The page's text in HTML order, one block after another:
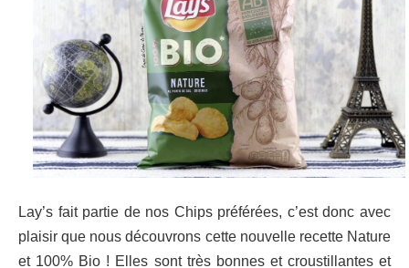
Lay’s fait partie de nos Chips préférées, c’est donc avec
plaisir que nous découvrons cette nouvelle recette Nature
et 100% Bio ! Elles sont très bonnes et croustillantes et